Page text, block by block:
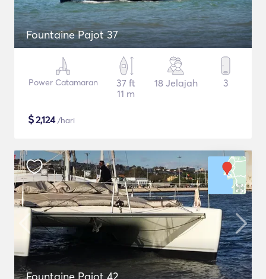
Fountaine Pajot 37
Power Catamaran
37 ft
11 m
18 Jelajah 3
$2,124/hari